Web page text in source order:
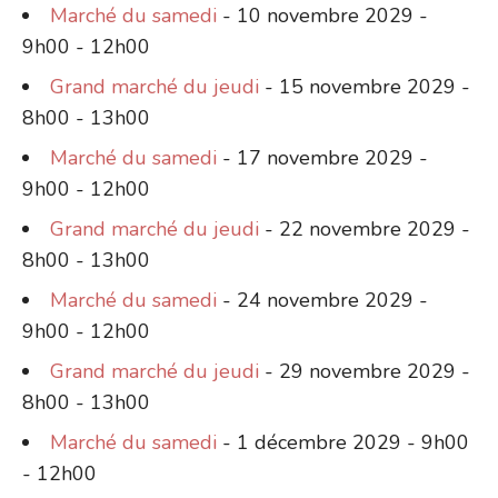
Marché du samedi - 10 novembre 2029 -
9h00 - 12h00
Grand marché du jeudi - 15 novembre 2029 -
8h00 - 13h00
Marché du samedi - 17 novembre 2029 -
9h00 - 12h00
Grand marché du jeudi - 22 novembre 2029 -
8h00 - 13h00
Marché du samedi - 24 novembre 2029 -
9h00 - 12h00
Grand marché du jeudi - 29 novembre 2029 -
8h00 - 13h00
Marché du samedi - 1 décembre 2029 - 9h00
- 12h00